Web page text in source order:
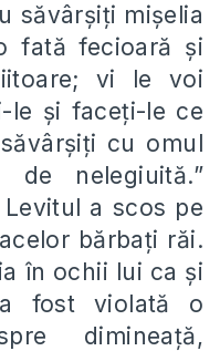
săvârșiți mișelia
fată fecioară și
vi le voi
le și faceți-le ce
cu omul
nelegiuită.”
a scos pe
bărbați răi.
în ochii lui ca și
fost violată o
dimineață,